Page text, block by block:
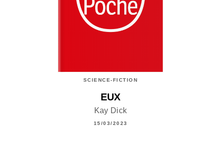
SCIENCE-FICTION
EUX
Kay Dick
15/03/2023